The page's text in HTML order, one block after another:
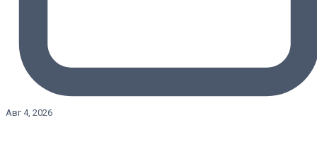
Авг 4, 2026